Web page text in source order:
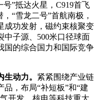
”抵达火星，C919首飞
“雪龙二号”首航南极，
成功发射，磁约束核聚变
子源、500米口径球面
国的综合国力和国际竞争
动力。 紧紧围绕产业链
，布局“补短板”和“建